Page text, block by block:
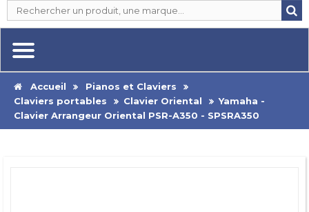
Accueil
Pianos et Claviers
Claviers portables
Clavier Oriental
Yamaha -
Clavier Arrangeur Oriental PSR-A350 - SPSRA350